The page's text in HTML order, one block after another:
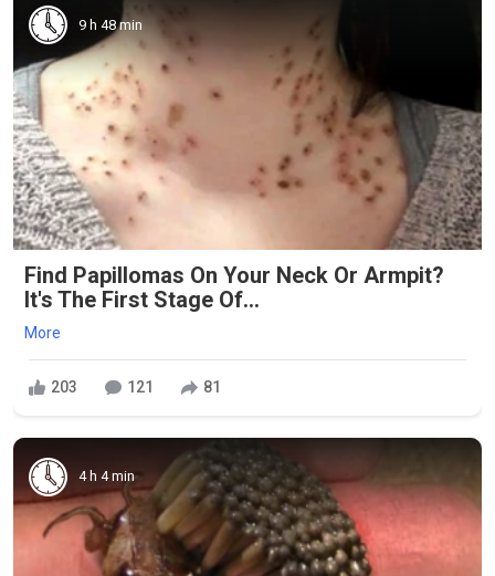
9 h 48 min
Find Papillomas On Your Neck Or Armpit?
It's The First Stage Of...
More
203 121 81
4 h 4 min